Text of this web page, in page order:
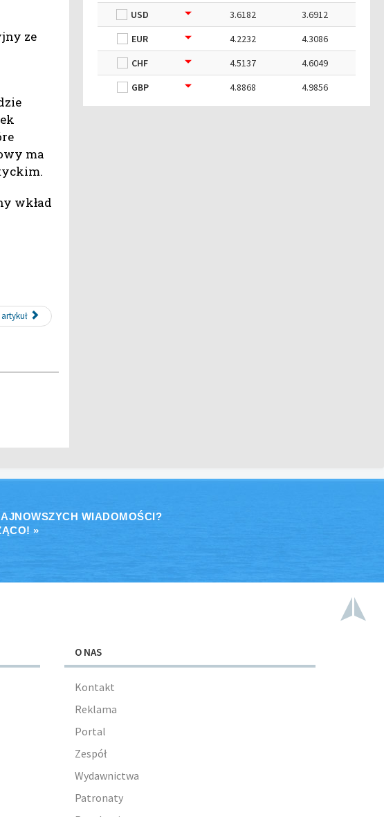
ze
ma
wkład
USD
3.6182
3.6912
EUR
4.2232
4.3086
CHF
4.5137
4.6049
GBP
4.8868 4.9856
WIADOMOŚCI?
»
O NAS
Kontakt
Reklama
Portal
Zespół
Wydawnictwa
Patronaty